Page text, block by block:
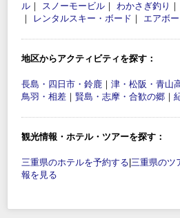
ル ｜ スノーモービル ｜ わかさぎ釣り ｜
｜
レンタルスキー・ボード ｜ エアボ
地区からアクティビティを探す：
長島・四日市・鈴鹿 ｜ 津・松阪・青山
鳥羽・相差 ｜ 賢島・志摩・合歓の郷 ｜
観光情報・ホテル・ツアーを探す：
三重県のホテルを予約する 三重県のツ
報を見る